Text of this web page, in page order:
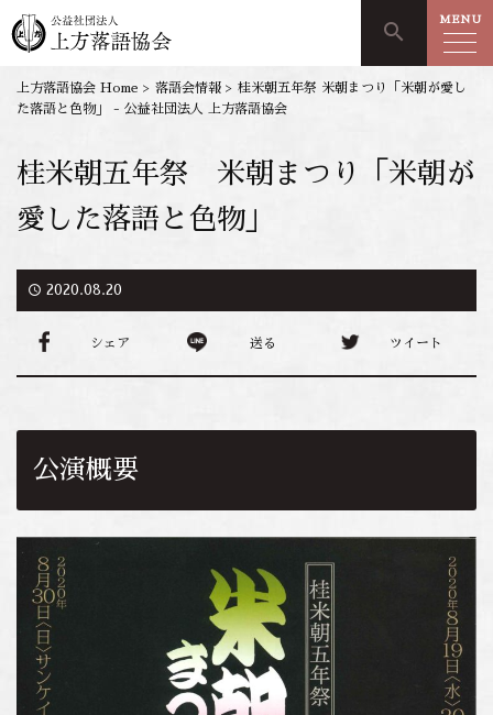
search MENU
上方落語協会 Home > 落語会情報 > 桂米朝五年祭 米朝まつり「米朝が愛し
た落語と色物」 - 公益社団法人 上方落語協会
桂米朝五年祭 米朝まつり「米朝が
愛した落語と色物」
access_time 2020.08.20
シェア 送る ツイート
公演概要